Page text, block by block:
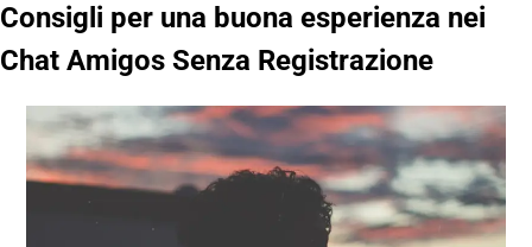
Consigli per una buona esperienza nei
Chat Amigos Senza Registrazione